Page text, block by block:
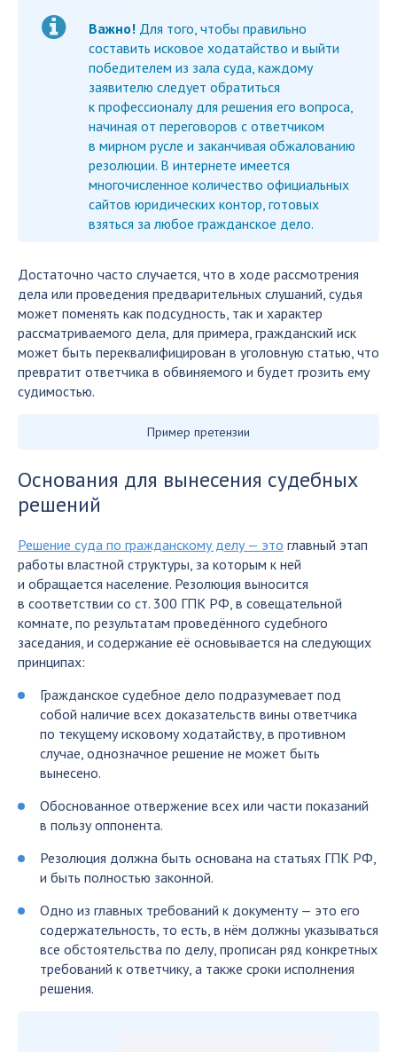
Важно! Для того, чтобы правильно
составить исковое ходатайство и выйти
победителем из зала суда, каждому
заявителю следует обратиться
к профессионалу для решения его вопроса,
начиная от переговоров с ответчиком
в мирном русле и заканчивая обжалованию
резолюции. В интернете имеется
многочисленное количество официальных
сайтов юридических контор, готовых
взяться за любое гражданское дело.
Достаточно часто случается, что в ходе рассмотрения
дела или проведения предварительных слушаний, судья
может поменять как подсудность, так и характер
рассматриваемого дела, для примера, гражданский иск
может быть переквалифицирован в уголовную статью, что
превратит ответчика в обвиняемого и будет грозить ему
судимостью.
Пример претензии
Основания для вынесения судебных
решений
Решение суда по гражданскому делу — это главный этап
работы властной структуры, за которым к ней
и обращается население. Резолюция выносится
в соответствии со ст. 300 ГПК РФ, в совещательной
комнате, по результатам проведённого судебного
заседания, и содержание её основывается на следующих
принципах:
Гражданское судебное дело подразумевает под
собой наличие всех доказательств вины ответчика
по текущему исковому ходатайству, в противном
случае, однозначное решение не может быть
вынесено.
Обоснованное отвержение всех или части показаний
в пользу оппонента.
Резолюция должна быть основана на статьях ГПК РФ,
и быть полностью законной.
Одно из главных требований к документу — это его
содержательность, то есть, в нём должны указываться
все обстоятельства по делу, прописан ряд конкретных
требований к ответчику, а также сроки исполнения
решения.